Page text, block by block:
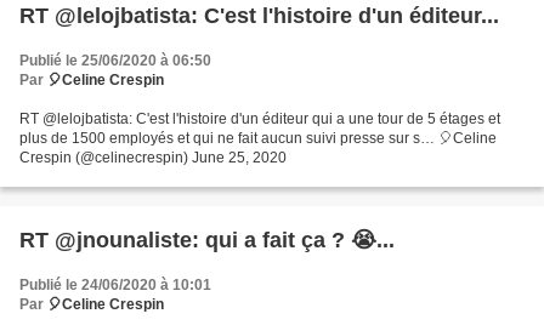
RT @lelojbatista: C'est l'histoire d'un éditeur...
Publié le 25/06/2020 à 06:50
Par 🎈Celine Crespin
RT @lelojbatista: C'est l'histoire d'un éditeur qui a une tour de 5 étages et
plus de 1500 employés et qui ne fait aucun suivi presse sur s… 🎈Celine
Crespin (@celinecrespin) June 25, 2020
RT @jnounaliste: qui a fait ça ? 😭...
Publié le 24/06/2020 à 10:01
Par 🎈Celine Crespin